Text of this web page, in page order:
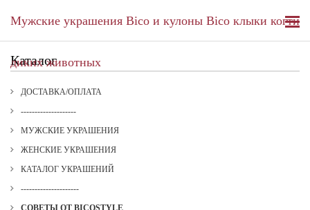
Мужские украшения Bico и кулоны Bico клыки когти
диких животных
Каталог
ДОСТАВКА/ОПЛАТА
--------------------
МУЖСКИЕ УКРАШЕНИЯ
ЖЕНСКИЕ УКРАШЕНИЯ
КАТАЛОГ УКРАШЕНИЙ
---------------------
СОВЕТЫ ОТ BICOSTYLE